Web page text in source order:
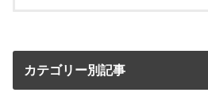
カテゴリー別記事